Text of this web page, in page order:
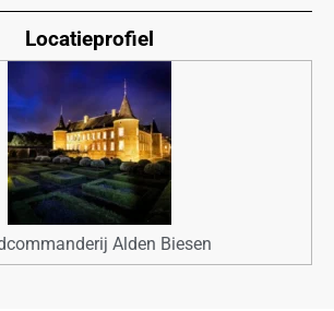
Locatieprofiel
Alden Biesen